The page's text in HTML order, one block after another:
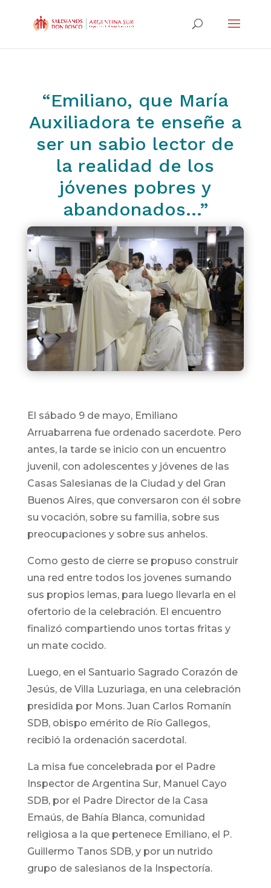
“Emiliano, que María
Auxiliadora te enseñe a
ser un sabio lector de
la realidad de los
jóvenes pobres y
abandonados…”
El sábado 9 de mayo, Emiliano
Arruabarrena fue ordenado sacerdote. Pero
antes, la tarde se inicio con un encuentro
juvenil, con adolescentes y jóvenes de las
Casas Salesianas de la Ciudad y del Gran
Buenos Aires, que conversaron con él sobre
su vocación, sobre su familia, sobre sus
preocupaciones y sobre sus anhelos.
Como gesto de cierre se propuso construir
una red entre todos los jovenes sumando
sus propios lemas, para luego llevarla en el
ofertorio de la celebración. El encuentro
finalizó compartiendo unos tortas fritas y
un mate cocido.
Luego, en el Santuario Sagrado Corazón de
Jesús, de Villa Luzuriaga, en una celebración
presidida por Mons. Juan Carlos Romanín
SDB, obispo emérito de Río Gallegos,
recibió la ordenación sacerdotal.
La misa fue concelebrada por el Padre
Inspector de Argentina Sur, Manuel Cayo
SDB, por el Padre Director de la Casa
Emaús, de Bahía Blanca, comunidad
religiosa a la que pertenece Emiliano, el P.
Guillermo Tanos SDB, y por un nutrido
grupo de salesianos de la Inspectoría.